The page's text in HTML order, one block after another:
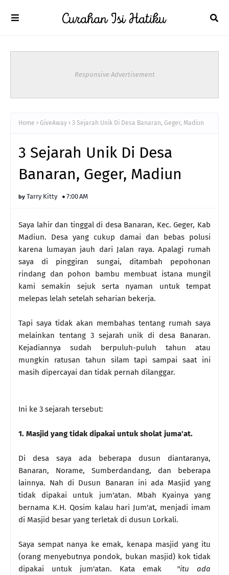
Responsive Advertisement
Home GiveAway 3 Sejarah Unik Di Desa Banaran, Geger, Madiun
3 Sejarah Unik Di Desa
Banaran, Geger, Madiun
Tarry Kitty 7:00 AM
Saya lahir dan tinggal di desa Banaran, Kec. Geger, Kab
Madiun. Desa yang cukup damai dan bebas polusi
karena lumayan jauh dari Jalan raya. Apalagi rumah
saya di pinggiran sungai, ditambah pepohonan
rindang dan pohon bambu membuat istana mungil
kami semakin sejuk serta nyaman untuk tempat
melepas lelah setelah seharian bekerja.
Tapi saya tidak akan membahas tentang rumah saya
melainkan tentang 3 sejarah unik di desa Banaran.
Kejadiannya sudah berpuluh-puluh tahun atau
mungkin ratusan tahun silam tapi sampai saat ini
masih dipercayai dan tidak pernah dilanggar.
Ini ke 3 sejarah tersebut:
1. Masjid yang tidak dipakai untuk sholat juma'at.
Di desa saya ada beberapa dusun diantaranya,
Banaran, Norame, Sumberdandang, dan beberapa
lainnya. Nah di Dusun Banaran ini ada Masjid yang
tidak dipakai untuk jum'atan. Mbah Kyainya yang
bernama K.H. Qosim kalau hari Jum'at, menjadi imam
di Masjid besar yang terletak di dusun Lorkali.
Saya sempat nanya ke emak, kenapa masjid yang itu
(orang menyebutnya pondok, bukan masjid) kok tidak
dipakai untuk jum'atan. Kata emak "itu ada